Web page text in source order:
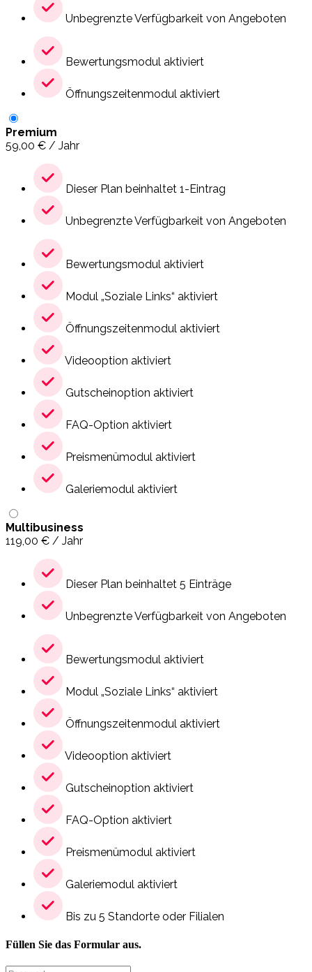
Unbegrenzte Verfügbarkeit von Angeboten
Bewertungsmodul aktiviert
Öffnungszeitenmodul aktiviert
Premium
59,00 € / Jahr
Dieser Plan beinhaltet 1-Eintrag
Unbegrenzte Verfügbarkeit von Angeboten
Bewertungsmodul aktiviert
Modul „Soziale Links“ aktiviert
Öffnungszeitenmodul aktiviert
Videooption aktiviert
Gutscheinoption aktiviert
FAQ-Option aktiviert
Preismenümodul aktiviert
Galeriemodul aktiviert
Multibusiness
119,00 € / Jahr
Dieser Plan beinhaltet 5 Einträge
Unbegrenzte Verfügbarkeit von Angeboten
Bewertungsmodul aktiviert
Modul „Soziale Links“ aktiviert
Öffnungszeitenmodul aktiviert
Videooption aktiviert
Gutscheinoption aktiviert
FAQ-Option aktiviert
Preismenümodul aktiviert
Galeriemodul aktiviert
Bis zu 5 Standorte oder Filialen
Füllen Sie das Formular aus.